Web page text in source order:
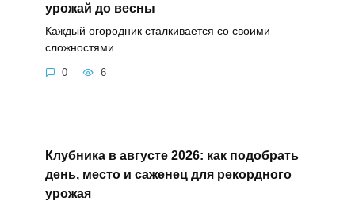
урожай до весны
Каждый огородник сталкивается со своими
сложностями.
0 6
Клубника в августе 2026: как подобрать
день, место и саженец для рекордного
урожая